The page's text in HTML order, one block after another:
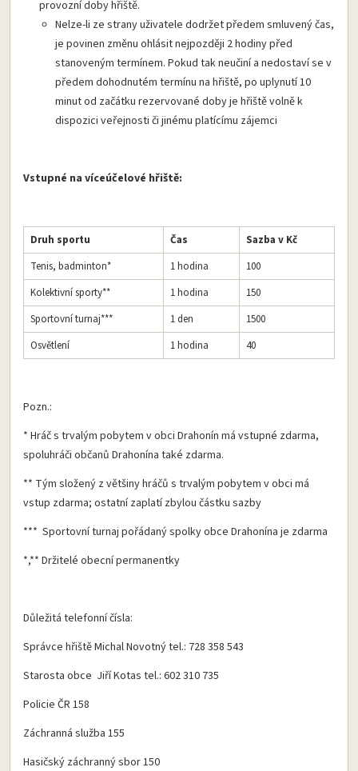
provozní doby hřiště.
Nelze-li ze strany uživatele dodržet předem smluvený čas,
je povinen změnu ohlásit nejpozději 2 hodiny před
stanoveným termínem. Pokud tak neučiní a nedostaví se v
předem dohodnutém termínu na hřiště, po uplynutí 10
minut od začátku rezervované doby je hřiště volně k
dispozici veřejnosti či jinému platícímu zájemci
Vstupné na víceúčelové hřiště:
Druh sportu Čas
Sazba v Kč
Tenis, badminton*
1 hodina
100
Kolektivní sporty**
1 hodina
150
Sportovní turnaj***
1 den
1500
Osvětlení
1 hodina 40
Pozn.:
* Hráč s trvalým pobytem v obci Drahonín má vstupné zdarma,
spoluhráči občanů Drahonína také zdarma.
** Tým složený z většiny hráčů s trvalým pobytem v obci má
vstup zdarma; ostatní zaplatí zbylou částku sazby
*** Sportovní turnaj pořádaný spolky obce Drahonína je zdarma
*,** Držitelé obecní permanentky
Důležitá telefonní čísla:
Správce hřiště Michal Novotný tel.: 728 358 543
Starosta obce Jiří Kotas tel.: 602 310 735
Policie ČR 158
Záchranná služba 155
Hasičský záchranný sbor 150